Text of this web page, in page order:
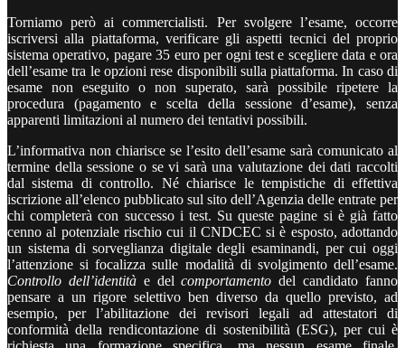
Torniamo però ai commercialisti. Per svolgere l’esame, occorre
iscriversi alla piattaforma, verificare gli aspetti tecnici del proprio
sistema operativo, pagare 35 euro per ogni test e scegliere data e ora
dell’esame tra le opzioni rese disponibili sulla piattaforma. In caso di
esame non eseguito o non superato, sarà possibile ripetere la
procedura (pagamento e scelta della sessione d’esame), senza
apparenti limitazioni al numero dei tentativi possibili.
L’informativa non chiarisce se l’esito dell’esame sarà comunicato al
termine della sessione o se vi sarà una valutazione dei dati raccolti
dal sistema di controllo. Né chiarisce le tempistiche di effettiva
iscrizione all’elenco pubblicato sul sito dell’Agenzia delle entrate per
chi completerà con successo i test. Su queste pagine si è già fatto
cenno al potenziale rischio cui il CNDCEC si è esposto, adottando
un sistema di sorveglianza digitale degli esaminandi, per cui oggi
l’attenzione si focalizza sulle modalità di svolgimento dell’esame.
Controllo dell’identitàe delcomportamentodel candidato fanno
pensare a un rigore selettivo ben diverso da quello previsto, ad
esempio, per l’abilitazione dei revisori legali ad attestatori di
conformità della rendicontazione di sostenibilità (ESG), per cui è